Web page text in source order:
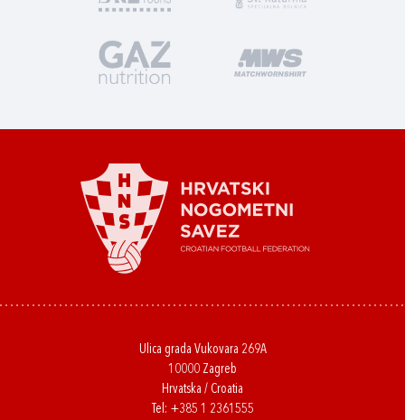
Ulica grada Vukovara 269A
10000 Zagreb
Hrvatska / Croatia
Tel: +385 1 2361555